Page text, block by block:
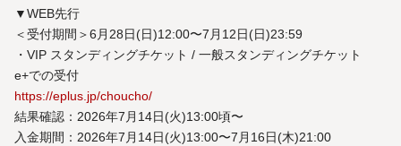
▼WEB先行
＜受付期間＞6月28日(日)12:00〜7月12日(日)23:59
・VIP スタンディングチケット / 一般スタンディングチケット
e+での受付
https://eplus.jp/choucho/
結果確認：2026年7月14日(火)13:00頃〜
入金期間：2026年7月14日(火)13:00〜7月16日(木)21:00